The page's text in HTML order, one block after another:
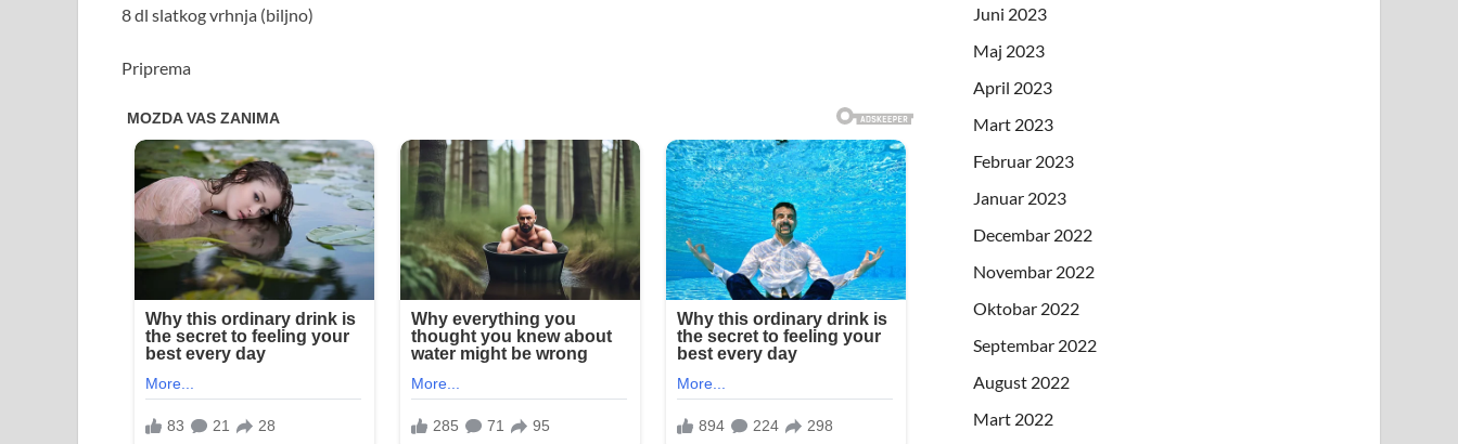
8 dl slatkog vrhnja (biljno)
Priprema
Juni 2023
Maj 2023
April 2023
Mart 2023
Februar 2023
Januar 2023
Decembar 2022
Novembar 2022
Oktobar 2022
Septembar 2022
August 2022
Mart 2022